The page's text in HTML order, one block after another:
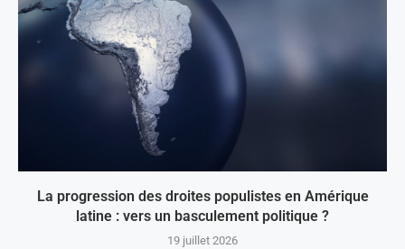
La progression des droites populistes en Amérique
latine : vers un basculement politique ?
19 juillet 2026